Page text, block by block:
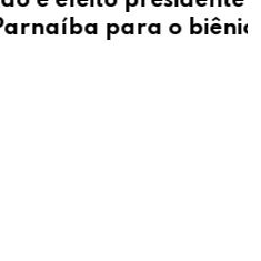
para o biênio